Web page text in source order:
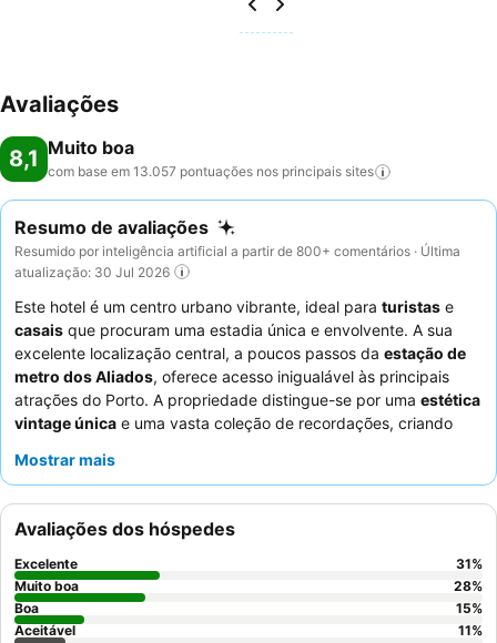
Avaliações
8,1 Muito boa
com base em 13.057 pontuações nos principais sites
Resumo de avaliações
Resumido por inteligência artificial a partir de 800+ comentários · Última
atualização: 30 Jul 2026
Este hotel é um centro urbano vibrante, ideal para turistas e
casais que procuram uma estadia única e envolvente. A sua
excelente localização central, a poucos passos da estação de
metro dos Aliados, oferece acesso inigualável às principais
atrações do Porto. A propriedade distingue-se por uma estética
vintage única e uma vasta coleção de recordações, criando
hóspedes elogiam consistentemente os
variado e de alta qualidade. Para uma experiência
verdadeiramente especial, considere visitar o
pisopara noites agradáveis e vistas da cidade.
Mostrar mais
Avaliações dos hóspedes
Excelente 31%
Muito boa
28%
Boa
15%
Aceitável
11%